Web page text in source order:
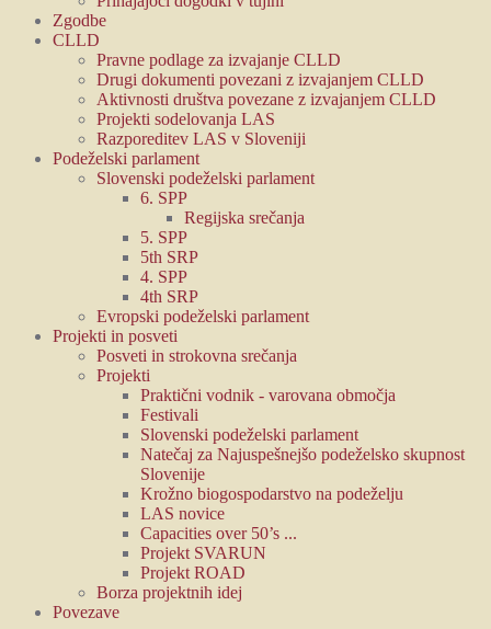
Zgodbe
CLLD
Pravne podlage za izvajanje CLLD
Drugi dokumenti povezani z izvajanjem CLLD
Aktivnosti društva povezane z izvajanjem CLLD
Projekti sodelovanja LAS
Razporeditev LAS v Sloveniji
Podeželski parlament
Slovenski podeželski parlament
6. SPP
Regijska srečanja
5. SPP
5th SRP
4. SPP
4th SRP
Evropski podeželski parlament
Projekti in posveti
Posveti in strokovna srečanja
Projekti
Praktični vodnik - varovana območja
Festivali
Slovenski podeželski parlament
Natečaj za Najuspešnejšo podeželsko skupnost
Slovenije
Krožno biogospodarstvo na podeželju
LAS novice
Capacities over 50’s ...
Projekt SVARUN
Projekt ROAD
Borza projektnih idej
Povezave